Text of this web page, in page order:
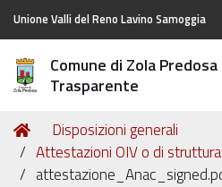
Unione Valli del Reno Lavino Samoggia
Comune di Zola
Trasparente
Tu
sei
qui:
Home
Disposizioni generali
Attestazioni OIV o di